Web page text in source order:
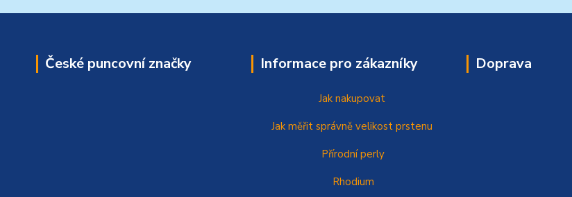
České puncovní značky Informace pro zákazníky
Jak nakupovat
Jak měřit správněvelikost prstenu
Přírodní perly
Rhodium
Doprava